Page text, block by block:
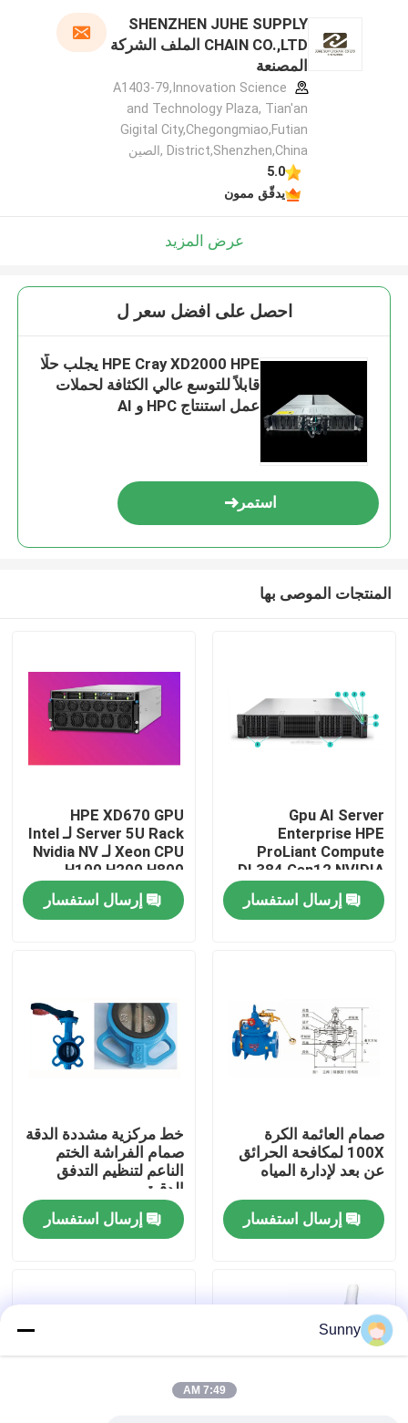
المنزل
فيديوهات
حولنا
جولة في المصنع
مراقبة الجودة
اتصل بنا
اطلب اقتباس
خدمات الشحن الدولية
SHENZHEN JUHE SUPPLY
CHAIN CO.,LTD الملف الشركة
المصنعة
A1403-79,Innovation Science
and Technology Plaza, Tian'an
Gigital City,Chegongmiao,Futian
District,Shenzhen,China ,الصين
5.0
يدقّق ممون
عرض المزيد
احصل على افضل سعر ل
HPE Cray XD2000 HPE يجلب حلًا
قابلاً للتوسع عالي الكثافة لحملات
عمل استنتاج HPC و AI
استمر
المنتجات الموصى بها
Gpu AI Server
Enterprise HPE
ProLiant Compute
DL384 Gen12 NVIDIA
GH200 NVL2 الحسابات
المجانية الحاسوب الخاص
إرسال استفسار
HPE XD670 GPU
Server 5U Rack لـ Intel
Xeon CPU لـ Nvidia NV
H100 H200 H800
PCIE/SXM Nvlink AI
Supercomputing Case
إرسال استفسار
صمام العائمة الكرة
100X لمكافحة الحرائق
عن بعد لإدارة المياه
إرسال استفسار
خط مركزية مشددة الدقة
صمام الفراشة الختم
الناعم لتنظيم التدفق
الدقيق
إرسال استفسار
Sunny
7:49 AM